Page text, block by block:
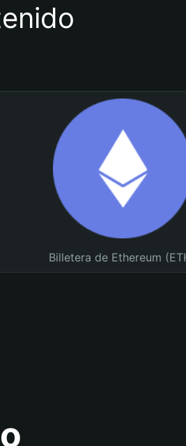
Billetera de Ethereum